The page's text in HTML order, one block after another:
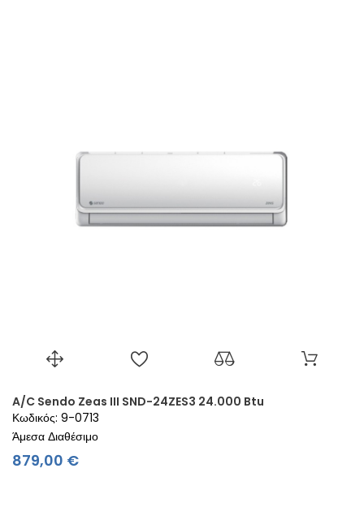
A/C Sendo Zeas III SND-24ZES3 24.000 Btu
Κωδικός: 9-0713
Άμεσα Διαθέσιμο
879,00 €Τιμή